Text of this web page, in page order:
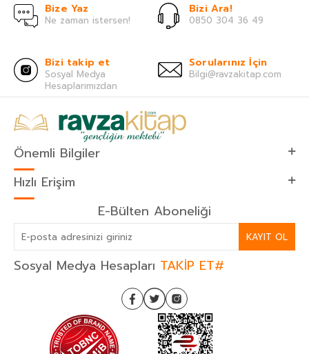
Bize Yaz
Ne zaman istersen!
Bizi Ara!
0850 304 36 49
Bizi takip et
Sosyal Medya
Hesaplarımızdan
Sorularınız İçin
Bilgi@ravzakitap.com
Önemli Bilgiler
Hızlı Erişim
E-Bülten Aboneliği
KAYIT OL
Sosyal Medya Hesapları TAKİP ET#